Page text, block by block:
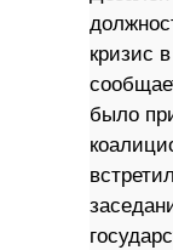
кризис
было